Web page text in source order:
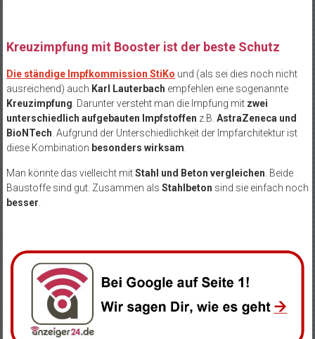
Kreuzimpfung mit Booster ist der beste Schutz
Die ständige Impfkommission StiKo und (als sei dies noch nicht
ausreichend) auch Karl Lauterbach empfehlen eine sogenannte
Kreuzimpfung . Darunter versteht man die Impfung mit zwei
unterschiedlich aufgebauten Impfstoffen z.B. AstraZeneca und
BioNTech . Aufgrund der Unterschiedlichkeit der Impfarchitektur ist
diese Kombination besonders wirksam
Man könnte das vielleicht mitStahl und Beton vergleichen . Beide
Baustoffe sind gut. Zusammen als Stahlbeton sind sie einfach noch
besser